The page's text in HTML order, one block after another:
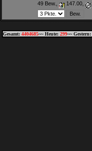
49 Bew.,
147.00,
Gesamt: 4404685~~ Heute: 299~~ Gestern: